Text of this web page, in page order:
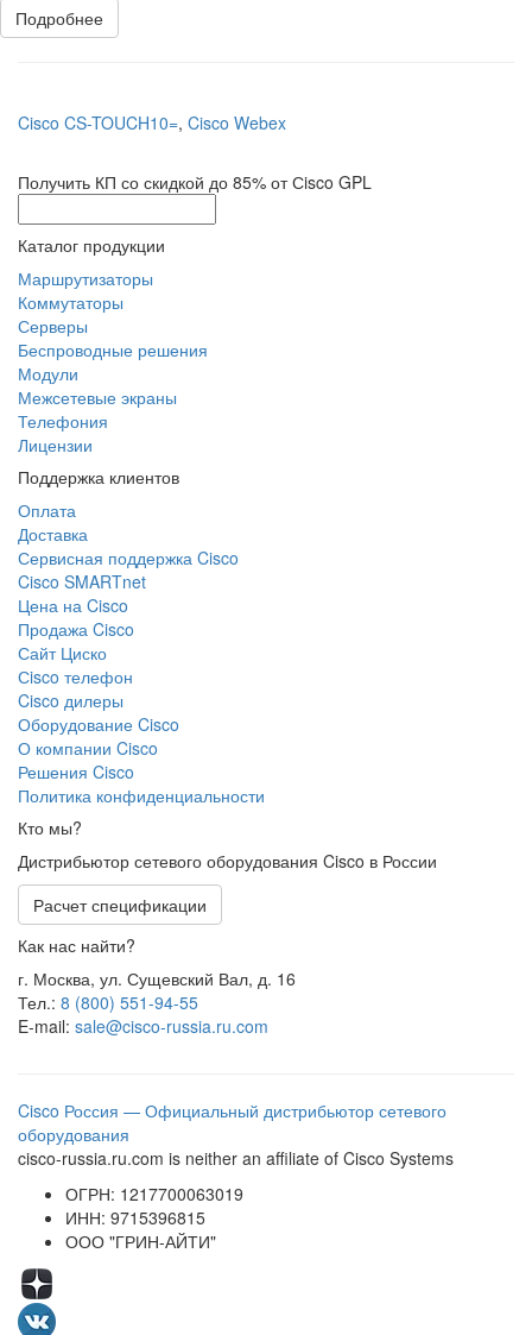
Подробнее
Cisco CS-TOUCH10=, Cisco Webex
Получить КП со скидкой до 85% от Сisco GPL
Каталог продукции
Маршрутизаторы
Коммутаторы
Серверы
Беспроводные решения
Модули
Межсетевые экраны
Телефония
Лицензии
Поддержка клиентов
Оплата
Доставка
Сервисная поддержка Cisco
Cisco SMARTnet
Цена на Cisco
Продажа Cisco
Сайт Циско
Сisco телефон
Cisco дилеры
Оборудование Cisco
О компании Cisco
Решения Cisco
Политика конфиденциальности
Кто мы?
Дистрибьютор сетевого оборудования Cisco в России
Расчет спецификации
Как нас найти?
г. Москва, ул. Сущевский Вал, д. 16
Тел.: 8 (800) 551-94-55
E-mail: sale@cisco-russia.ru.com
Cisco Россия — Официальный дистрибьютор сетевого
оборудования
cisco-russia.ru.com is neither an affiliate of Cisco Systems
ОГРН: 1217700063019
ИНН: 9715396815
ООО "ГРИН-АЙТИ"